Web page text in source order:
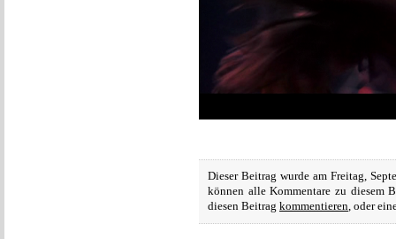
Dieser Beitrag wurde am Freitag,
können alle Kommentare zu diesem
diesen Beitrag kommentieren, oder